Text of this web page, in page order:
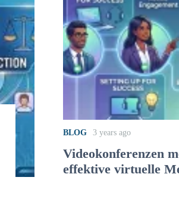
BLOG 3 years ago
Videokonferenzen
effektive virtuelle